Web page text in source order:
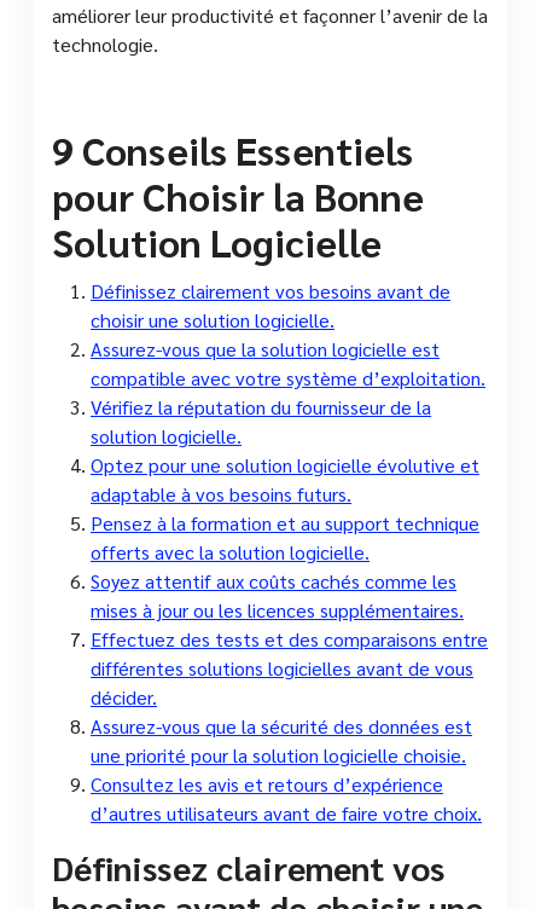
améliorer leur productivité et façonner l’avenir de la
technologie.
9 Conseils Essentiels
pour Choisir la Bonne
Solution Logicielle
Définissez clairement vos besoins avant de
choisir une solution logicielle.
Assurez-vous que la solution logicielle est
compatible avec votre système d’exploitation.
Vérifiez la réputation du fournisseur de la
solution logicielle.
Optez pour une solution logicielle évolutive et
adaptable à vos besoins futurs.
Pensez à la formation et au support technique
offerts avec la solution logicielle.
Soyez attentif aux coûts cachés comme les
mises à jour ou les licences supplémentaires.
Effectuez des tests et des comparaisons entre
différentes solutions logicielles avant de vous
décider.
Assurez-vous que la sécurité des données est
une priorité pour la solution logicielle choisie.
Consultez les avis et retours d’expérience
d’autres utilisateurs avant de faire votre choix.
Définissez clairement vos